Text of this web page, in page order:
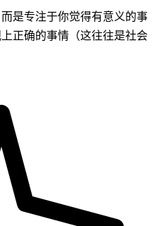
是专注于你觉得有意义的事
正确的事情（这往往是社会